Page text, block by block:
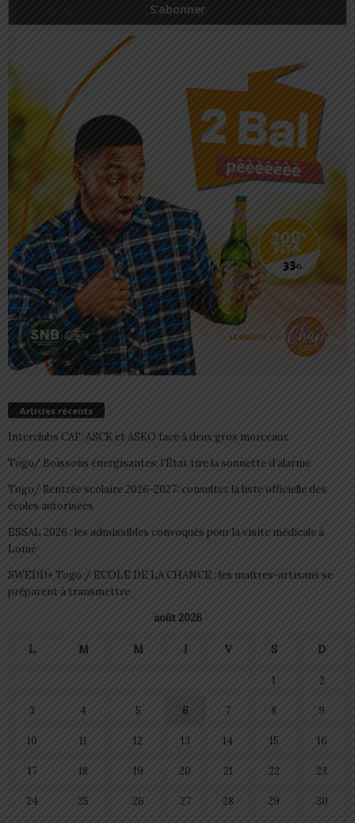
Articles récents
Interclubs CAF: ASCK et ASKO face à deux gros morceaux
Togo/ Boissons énergisantes: l’État tire la sonnette d’alarme
Togo/ Rentrée scolaire 2026-2027: consultez la liste officielle des
écoles autorisées
ESSAL 2026 : les admissibles convoqués pour la visite médicale à
Lomé
SWEDD+ Togo / ECOLE DE LA CHANCE : les maitres-artisans se
préparent à transmettre
août 2026
L M M J V S D
1 2
3 4 5 6 7 8 9
10 11 12 13 14 15 16
17 18 19 20 21 22 23
24 25 26 27 28 29 30